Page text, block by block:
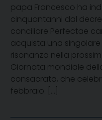
papa Francesco ha
cinquantanni dal
conciliare Perfectae
acquista una singolare
risonanza nella
Giornata mondiale
consacrata, che
febbraio. […]